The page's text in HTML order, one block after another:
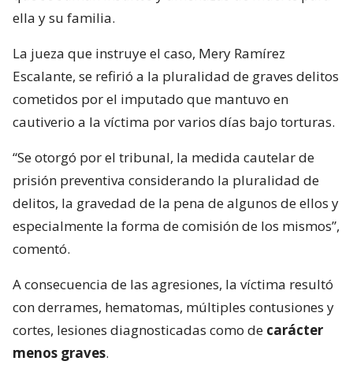
ella y su familia.
La jueza que instruye el caso, Mery Ramírez
Escalante, se refirió a la pluralidad de graves delitos
cometidos por el imputado que mantuvo en
cautiverio a la víctima por varios días bajo torturas.
“Se otorgó por el tribunal, la medida cautelar de
prisión preventiva considerando la pluralidad de
delitos, la gravedad de la pena de algunos de ellos y
especialmente la forma de comisión de los mismos”,
comentó.
A consecuencia de las agresiones, la víctima resultó
con derrames, hematomas, múltiples contusiones y
cortes, lesiones diagnosticadas como de carácter
menos graves.